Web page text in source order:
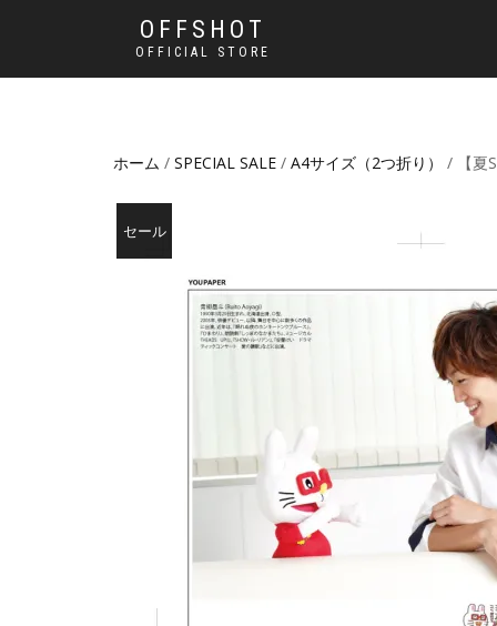
OFFSHOT
OFFICIAL STORE
ホーム / SPECIAL SALE / A4サイズ（2つ折り） / 【夏
セール